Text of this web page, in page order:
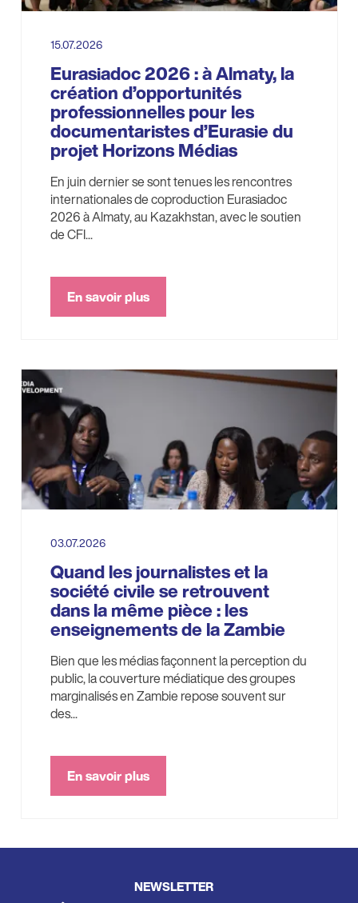
15.07.2026
Eurasiadoc 2026 : à Almaty, la
création d’opportunités
professionnelles pour les
documentaristes d’Eurasie du
projet Horizons Médias
En juin dernier se sont tenues les rencontres
internationales de coproduction Eurasiadoc
2026 à Almaty, au Kazakhstan, avec le soutien
de CFI...
En savoir plus
03.07.2026
Quand les journalistes et la
société civile se retrouvent
dans la même pièce : les
enseignements de la Zambie
Bien que les médias façonnent la perception du
public, la couverture médiatique des groupes
marginalisés en Zambie repose souvent sur
des...
En savoir plus
NEWSLETTER